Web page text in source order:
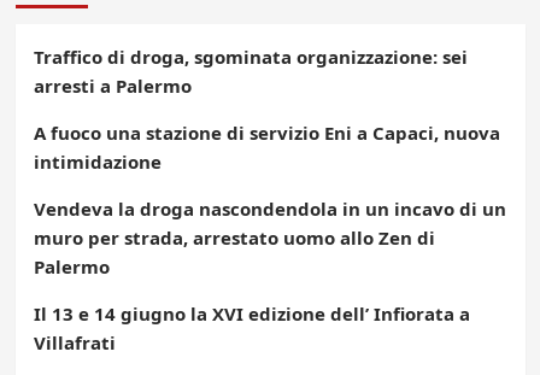
Traffico di droga, sgominata organizzazione: sei
arresti a Palermo
A fuoco una stazione di servizio Eni a Capaci, nuova
intimidazione
Vendeva la droga nascondendola in un incavo di un
muro per strada, arrestato uomo allo Zen di
Palermo
Il 13 e 14 giugno la XVI edizione dell’ Infiorata a
Villafrati